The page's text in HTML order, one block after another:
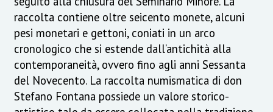
raccolta contiene oltre seicento monete, alcuni
pesi monetari e gettoni, coniati in un arco
cronologico che si estende dall’antichità alla
contemporaneità, ovvero fino agli anni Sessanta
del Novecento. La raccolta numismatica di don
Stefano Fontana possiede un valore storico-